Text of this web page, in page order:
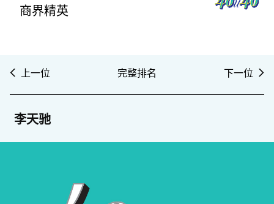
商界精英
上一位 完整排名 下一位
李天驰